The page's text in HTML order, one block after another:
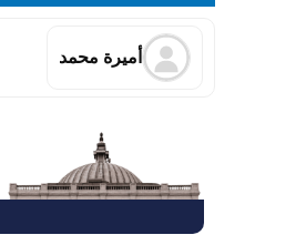
أميرة محمد